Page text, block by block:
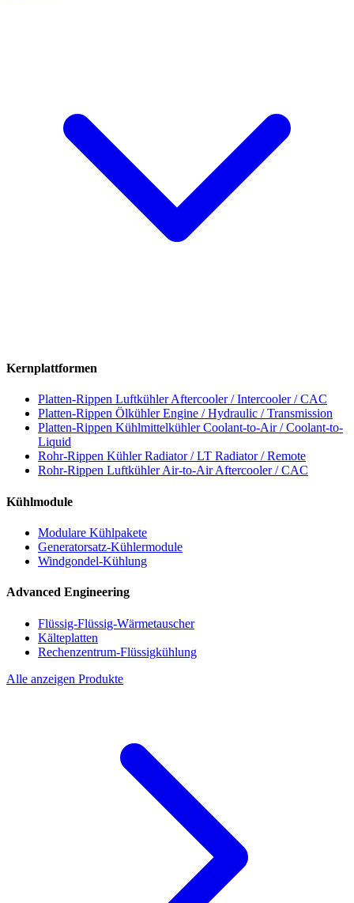
Kernplattformen
Platten-Rippen LuftkühlerAftercooler / Intercooler / CAC
Platten-Rippen ÖlkühlerEngine / Hydraulic / Transmission
Platten-Rippen KühlmittelkühlerCoolant-to-Air / Coolant-to-
Liquid
Rohr-Rippen KühlerRadiator / LT Radiator / Remote
Rohr-Rippen LuftkühlerAir-to-Air Aftercooler / CAC
Kühlmodule
Modulare Kühlpakete
Generatorsatz-Kühlermodule
Windgondel-Kühlung
Advanced Engineering
Flüssig-Flüssig-Wärmetauscher
Kälteplatten
Rechenzentrum-Flüssigkühlung
Alle anzeigen Produkte